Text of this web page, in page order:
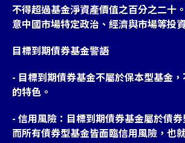
不得超過基金淨資產價值之百分之二十
意中國市場特定政治、經濟與市場等投
目標到期債券基金警語
- 目標到期債券基金不屬於保本型基金
的特色。
- 信用風險：目標到期債券基金屬於債券
而所有債券型基金皆面臨信用風險，也